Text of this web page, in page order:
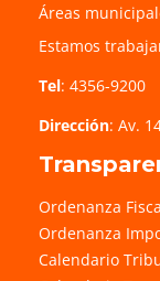
Áreas
Estamos
Tel: 4356-9200
Dirección: Av.
Ordenanza
Ordenanza
Calendario